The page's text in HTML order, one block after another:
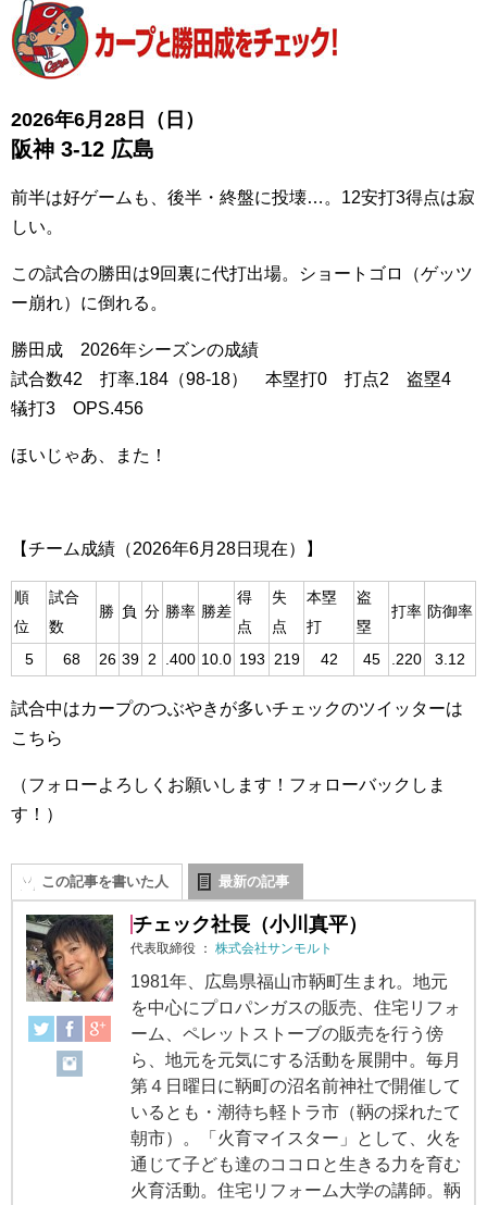
2026年6月28日（日 ）
阪神 3-12 広島
前半は好ゲームも、後半・終盤に投壊…。12安打3得点は寂
しい。
この試合の勝田は9回裏に代打出場。ショートゴロ（ゲッツ
ー崩れ）に倒れる。
勝田成 2026年シーズンの成績
試合数42 打率.184（98-18） 本塁打0 打点2 盗塁4
犠打3 OPS.456
ほいじゃあ、また！
【チーム成績（2026年6月28日現在）】
順
位
試合
数
勝 負 分 勝率 勝差
得
点
失
点
本塁
打
盗
塁
打率 防御率
5 68 26 39 2 .400 10.0 193 219 42 45 .220 3.12
試合中はカープのつぶやきが多いチェックのツイッターは
こちら
（フォローよろしくお願いします！フォローバックしま
す！）
この記事を書いた人 最新の記事
チェック社長（小川真平）
代表取締役 ： 株式会社サンモルト
1981年、広島県福山市鞆町生まれ。地元
を中心にプロパンガスの販売、住宅リフォ
ーム、ペレットストーブの販売を行う傍
ら、地元を元気にする活動を展開中。毎月
第４日曜日に鞆町の沼名前神社で開催して
いるとも・潮待ち軽トラ市（鞆の採れたて
朝市）。「火育マイスター」として、火を
通じて子ども達のココロと生きる力を育む
火育活動。住宅リフォーム大学の講師。鞆